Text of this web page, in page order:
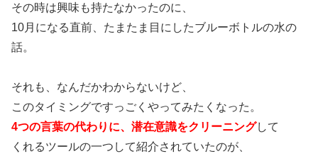
その時は興味も持たなかったのに、
10月になる直前、たまたま目にしたブルーボトルの水の
話。
それも、なんだかわからないけど、
このタイミングですっごくやってみたくなった。
4つの言葉の代わりに、潜在意識をクリーニングして
くれるツールの一つして紹介されていたのが、